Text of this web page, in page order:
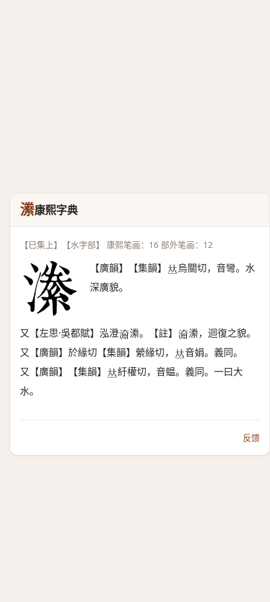
潫康熙字典
【巳集上】【水字部】 康熙笔画：16 部外笔画：12
【廣韻】【集韻】 𠀤烏關切，音彎。水
深廣貌。
又【左思·吳都賦】泓澄𣽂 潫。【註】 𣽂 潫，迴復之貌。
又【廣韻】於緣切【集韻】縈緣切， 𠀤音娟。義同。
又【廣韻】【集韻】 𠀤紆權切，音蝹。義同。一曰大
水。
反馈